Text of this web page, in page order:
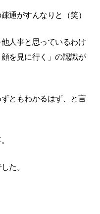
通がすんなりと（笑）
人事と思っているわけ
を見に行く」の認識が
ともわかるはず、と言
た。